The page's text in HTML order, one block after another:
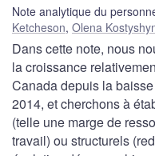
Note analytique du
Ketcheson, Olena
Dans cette note, nous
la croissance
Canada depuis la
2014, et cherchons à
(telle une marge de
travail) ou structurels